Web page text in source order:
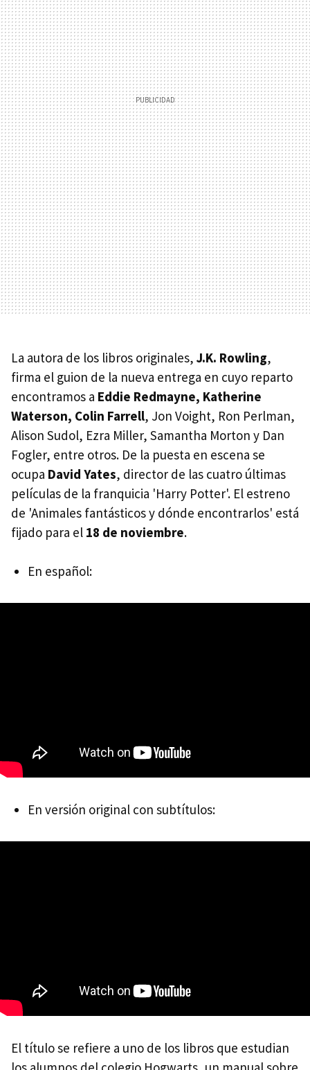
La autora de los libros originales, J.K. Rowling,
firma el guion de la nueva entrega en cuyo reparto
encontramos a Eddie Redmayne, Katherine
Waterson, Colin Farrell, Jon Voight, Ron Perlman,
Alison Sudol, Ezra Miller, Samantha Morton y Dan
Fogler, entre otros. De la puesta en escena se
ocupa David Yates, director de las cuatro últimas
películas de la franquicia 'Harry Potter'. El estreno
de 'Animales fantásticos y dónde encontrarlos' está
fijado para el 18 de noviembre.
En español:
En versión original con subtítulos:
El título se refiere a uno de los libros que estudian